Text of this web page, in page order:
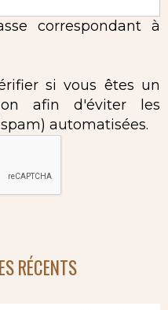
correspondant à
si vous êtes un
afin d'éviter les
automatisées.
RÉCENTS